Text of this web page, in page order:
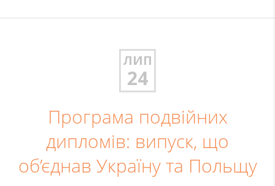
ЛИП
24
Програма подвійних
дипломів: випуск, що
об’єднав Україну та Польщу